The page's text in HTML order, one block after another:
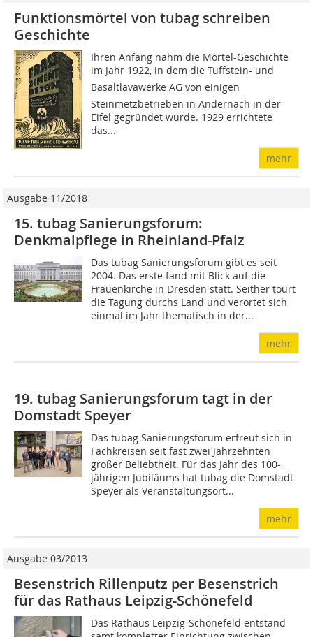
Funktionsmörtel von tubag schreiben
Geschichte
Ihren Anfang nahm die Mörtel-Geschichte
im Jahr 1922, in dem die Tuffstein- und
Basaltlavawerke AG von einigen
Steinmetzbetrieben in Andernach in der
Eifel gegründet wurde. 1929 errichtete
das...
mehr
Ausgabe 11/2018
15. tubag Sanierungsforum:
Denkmalpflege in Rheinland-Pfalz
Das tubag Sanierungsforum gibt es seit
2004. Das erste fand mit Blick auf die
Frauenkirche in Dresden statt. Seither tourt
die Tagung durchs Land und verortet sich
einmal im Jahr thematisch in der...
mehr
19. tubag Sanierungsforum tagt in der
Domstadt Speyer
Das tubag Sanierungsforum erfreut sich in
Fachkreisen seit fast zwei Jahrzehnten
großer Beliebtheit. Für das Jahr des 100-
jährigen Jubiläums hat tubag die Domstadt
Speyer als Veranstaltungsort...
mehr
Ausgabe 03/2013
Besenstrich Rillenputz per Besenstrich
für das Rathaus Leipzig-Schönefeld
Das Rathaus Leipzig-Schönefeld entstand